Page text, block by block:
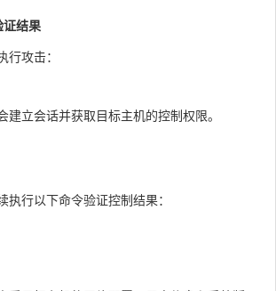
结果
攻击：
建立会话并获取目标主机的控制权限。
执行以下命令验证控制结果：